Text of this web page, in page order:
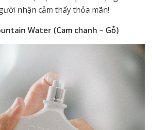
nhận cảm thấy thỏa mãn!
Water (Cam chanh – Gỗ)